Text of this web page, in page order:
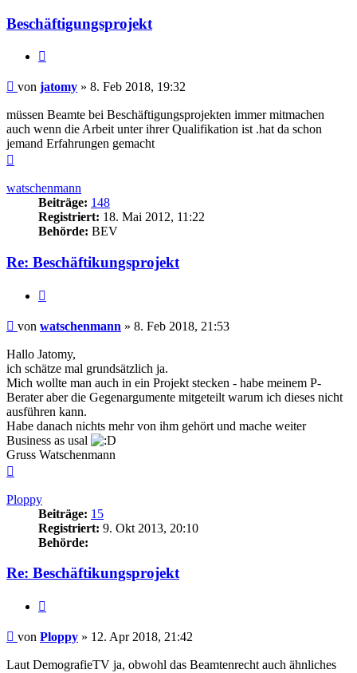
Beschäftigungsprojekt
Beitrag
von jatomy » 8. Feb 2018, 19:32
müssen Beamte bei Beschäftigungsprojekten immer mitmachen
auch wenn die Arbeit unter ihrer Qualifikation ist .hat da schon
jemand Erfahrungen gemacht
watschenmann
Beiträge: 148
Registriert: 18. Mai 2012, 11:22
Behörde: BEV
Re: Beschäftikungsprojekt
Beitrag
von watschenmann » 8. Feb 2018, 21:53
Hallo Jatomy,
ich schätze mal grundsätzlich ja.
Mich wollte man auch in ein Projekt stecken - habe meinem P-
Berater aber die Gegenargumente mitgeteilt warum ich dieses nicht
ausführen kann.
Habe danach nichts mehr von ihm gehört und mache weiter
Business as usal
Gruss Watschenmann
Ploppy
Beiträge: 15
Registriert: 9. Okt 2013, 20:10
Behörde:
Re: Beschäftikungsprojekt
Beitrag
von Ploppy » 12. Apr 2018, 21:42
Laut DemografieTV ja, obwohl das Beamtenrecht auch ähnliches